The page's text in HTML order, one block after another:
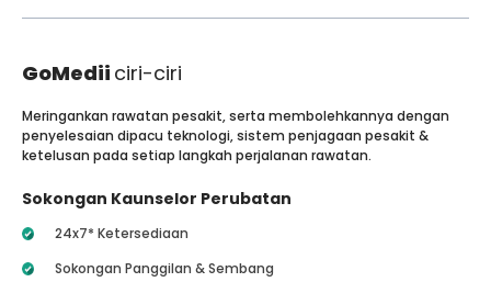
GoMedii ciri-ciri
Meringankan rawatan pesakit, serta membolehkannya dengan
penyelesaian dipacu teknologi, sistem penjagaan pesakit &
ketelusan pada setiap langkah perjalanan rawatan.
Sokongan Kaunselor Perubatan
24x7* Ketersediaan
Sokongan Panggilan & Sembang